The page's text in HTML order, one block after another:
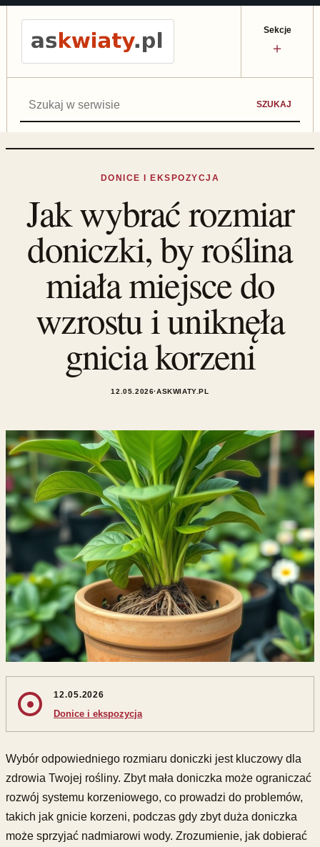
SZUKAJ
Sekcje
＋
DONICE I EKSPOZYCJA
Jak wybrać rozmiar
doniczki, by roślina
miała miejsce do
wzrostu i uniknęła
gnicia korzeni
12.05.2026·ASKWIATY.PL
12.05.2026
Donice i ekspozycja
Wybór odpowiedniego rozmiaru doniczki jest kluczowy dla
zdrowia Twojej rośliny. Zbyt mała doniczka może ograniczać
rozwój systemu korzeniowego, co prowadzi do problemów,
takich jak gnicie korzeni, podczas gdy zbyt duża doniczka
może sprzyjać nadmiarowi wody. Zrozumienie, jak dobierać